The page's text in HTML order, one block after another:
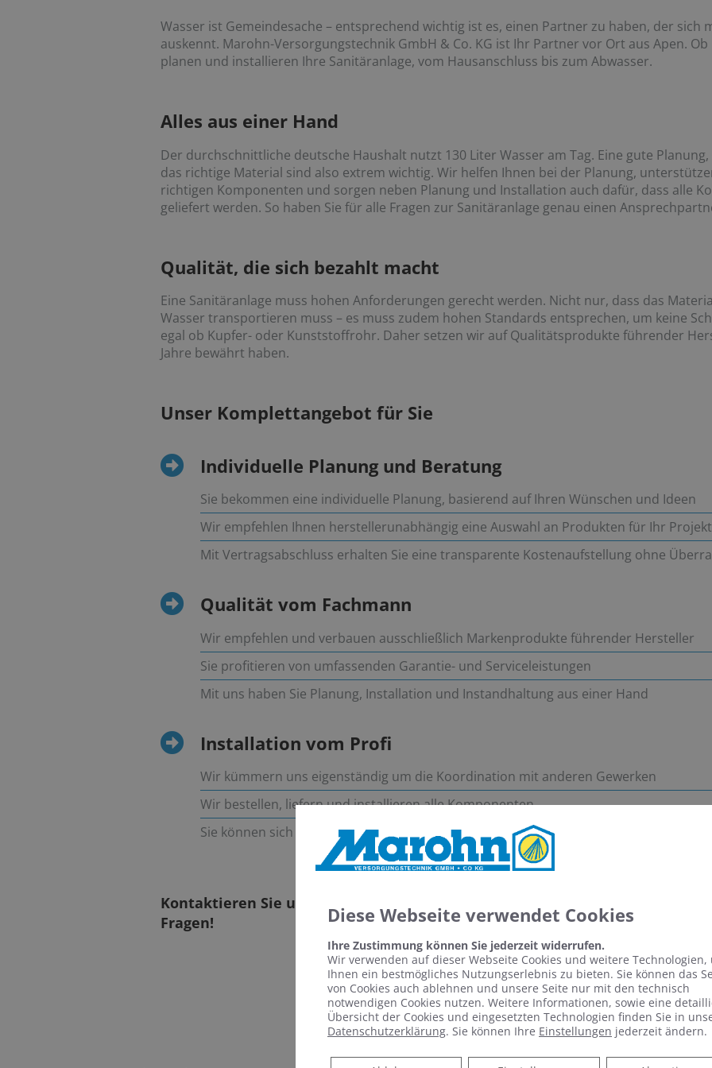
Wasser ist Gemeindesache – entsprechend wichtig ist es, einen Partner zu haben, der sich
auskennt. Marohn-Versorgungstechnik GmbH & Co. KG ist Ihr Partner vor Ort aus Apen.
planen und installieren Ihre Sanitäranlage, vom Hausanschluss bis zum Abwasser.
Alles aus einer Hand
Der durchschnittliche deutsche Haushalt nutzt 130 Liter Wasser am Tag. Eine gute
das richtige Material sind also extrem wichtig. Wir helfen Ihnen bei der Planung,
richtigen Komponenten und sorgen neben Planung und Installation auch dafür, dass alle
geliefert werden. So haben Sie für alle Fragen zur Sanitäranlage genau einen
Qualität, die sich bezahlt macht
Eine Sanitäranlage muss hohen Anforderungen gerecht werden. Nicht nur, dass das
Wasser transportieren muss – es muss zudem hohen Standards entsprechen, um keine
egal ob Kupfer- oder Kunststoffrohr. Daher setzen wir auf Qualitätsprodukte führender
Jahre bewährt haben.
Unser Komplettangebot für Sie
Individuelle Planung und Beratung
Sie bekommen eine individuelle Planung, basierend auf Ihren Wünschen und Ideen
Wir empfehlen Ihnen herstellerunabhängig eine Auswahl an Produkten für Ihr Projekt
Mit Vertragsabschluss erhalten Sie eine transparente Kostenaufstellung ohne
Qualität vom Fachmann
Wir empfehlen und verbauen ausschließlich Markenprodukte führender Hersteller
Sie profitieren von umfassenden Garantie- und Serviceleistungen
Mit uns haben Sie Planung, Installation und Instandhaltung aus einer Hand
Installation vom Profi
Wir kümmern uns eigenständig um die Koordination mit anderen Gewerken
Wir bestellen, liefern und installieren alle Komponenten
Sie können sich auf eine sorgfältige und termingerechte Ausführung aller Arbeiten
Kontaktieren Sie uns für eine erste, unverbindliche Beratung – unsere
Fragen!
Diese Webseite verwendet Cookies
Ihre Zustimmung können Sie jederzeit widerrufen.
Wir verwenden auf dieser Webseite Cookies und weitere Technologien,
Ihnen ein bestmögliches Nutzungserlebnis zu bieten. Sie können das
von Cookies auch ablehnen und unsere Seite nur mit den technisch
notwendigen Cookies nutzen. Weitere Informationen, sowie eine
Übersicht der Cookies und eingesetzten Technologien finden Sie in
Datenschutzerklärung. Sie können Ihre Einstellungen jederzeit ändern.